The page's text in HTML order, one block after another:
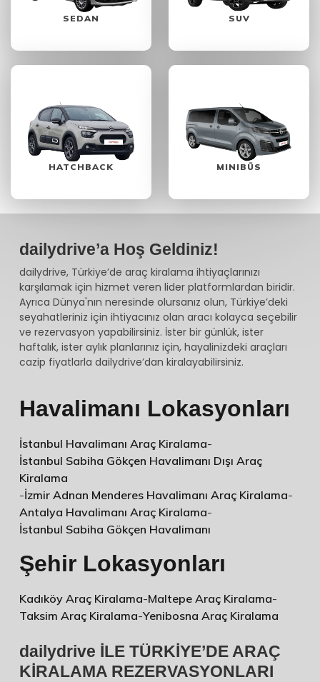
SEDAN SUV
HATCHBACK MINIBÜS
dailydrive’a Hoş Geldiniz!
dailydrive, Türkiye’de araç kiralama ihtiyaçlarınızı
karşılamak için hizmet veren lider platformlardan biridir.
Ayrıca Dünya'nın neresinde olursanız olun, Türkiye’deki
seyahatleriniz için ihtiyacınız olan aracı kolayca seçebilir
ve rezervasyon yapabilirsiniz. İster bir günlük, ister
haftalık, ister aylık planlarınız için, hayalinizdeki araçları
cazip fiyatlarla dailydrive’dan kiralayabilirsiniz.
Havalimanı Lokasyonları
İstanbul Havalimanı Araç Kiralama-
İstanbul Sabiha Gökçen Havalimanı Dışı Araç
Kiralama
-İzmir Adnan Menderes Havalimanı Araç Kiralama-
Antalya Havalimanı Araç Kiralama-
İstanbul Sabiha Gökçen Havalimanı
Şehir Lokasyonları
Kadıköy Araç Kiralama-Maltepe Araç Kiralama-
Taksim Araç Kiralama-Yenibosna Araç Kiralama
dailydrive İLE TÜRKİYE’DE ARAÇ
KİRALAMA REZERVASYONLARI